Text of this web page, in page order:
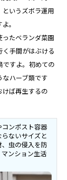
いうズボラ運用
。
たベランダ菜園
手間がはぶける
ですよ。初めての
ハーブ類です
ば再生するの
ンポスト容器
ないサイズと
虫の侵入を防
ンション生活